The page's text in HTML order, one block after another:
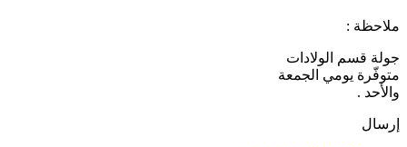
ملاحظة :
جولة قسم الولادات
متوفّرة يومي الجمعة
والأحد .
إرسال